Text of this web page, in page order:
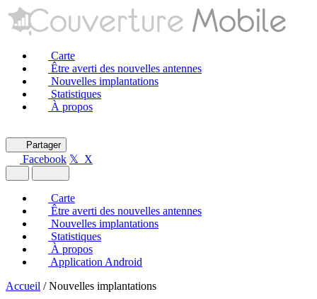
Carte
Être averti des nouvelles antennes
Nouvelles implantations
Statistiques
À propos
Partager
Facebook 𝕏 X
Carte
Être averti des nouvelles antennes
Nouvelles implantations
Statistiques
À propos
Application Android
Accueil / Nouvelles implantations